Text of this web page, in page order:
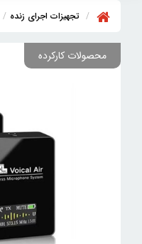
تجهیزات اجرای زنده
محصولات کارکرده